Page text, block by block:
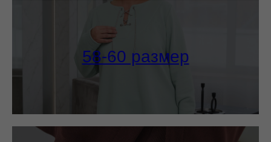
58-60 размер